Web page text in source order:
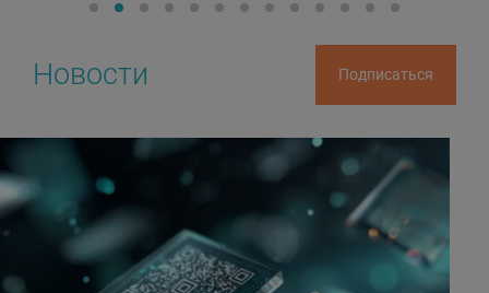
Best Performance 2022/2023
Новости Подписаться